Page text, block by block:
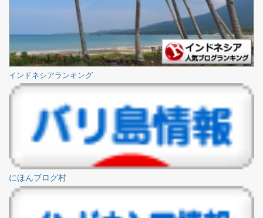
インドネシアランキング
にほんブログ村